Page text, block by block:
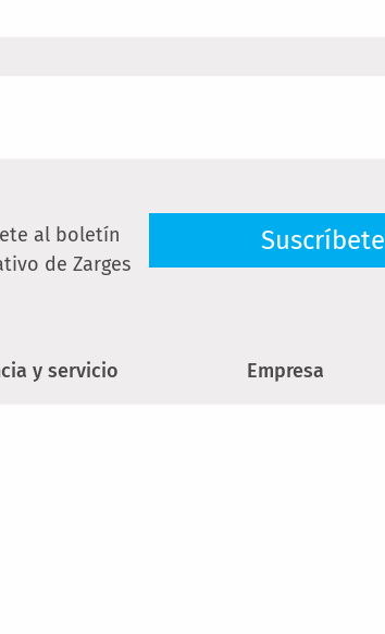
al boletín
de Zarges
Suscríbete
y servicio Empresa